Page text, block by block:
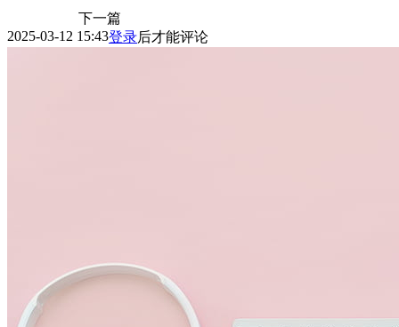
下一篇
2025-03-12 15:43登录后才能评论